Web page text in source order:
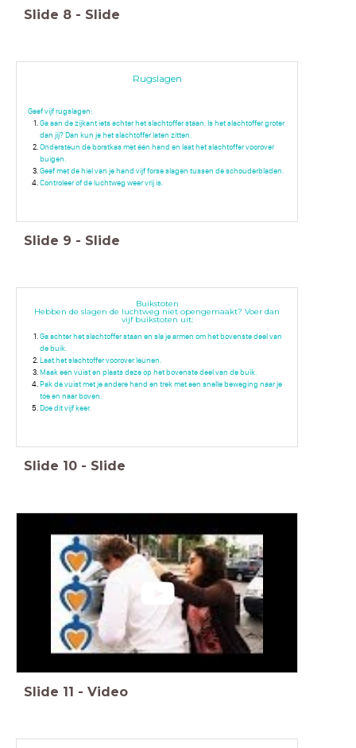
Slide 8 - Slide
Rugslagen
Geef vijf rugslagen:
Ga aan de zijkant iets achter het slachtoffer staan. Is het slachtoffer groter
dan jij? Dan kun je het slachtoffer laten zitten.
Ondersteun de borstkas met één hand en laat het slachtoffer voorover
buigen.
Geef met de hiel van je hand vijf forse slagen tussen de schouderbladen.
Controleer of de luchtweg weer vrij is.
Slide 9 - Slide
Buikstoten
Hebben de slagen de luchtweg niet opengemaakt? Voer dan
vijf buikstoten uit:
Ga achter het slachtoffer staan en sla je armen om het bovenste deel van
de buik.
Laat het slachtoffer voorover leunen.
Maak een vuist en plaats deze op het bovenste deel van de buik.
Pak de vuist met je andere hand en trek met een snelle beweging naar je
toe en naar boven.
Doe dit vijf keer.
Slide 10 - Slide
Slide 11 - Video